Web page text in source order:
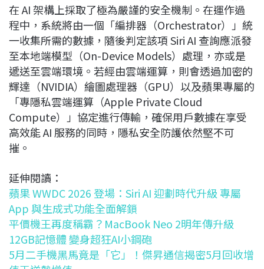
在 AI 架構上採取了極為嚴謹的安全機制。在運作過
程中，系統將由一個「編排器（Orchestrator）」統
一收集所需的數據，隨後判定該項 Siri AI 查詢應派發
至本地端模型（On-Device Models）處理，亦或是
遞送至雲端環境。若經由雲端運算，則會透過加密的
輝達（NVIDIA）繪圖處理器（GPU）以及蘋果專屬的
「專隱私雲端運算（Apple Private Cloud
Compute）」協定進行傳輸，確保用戶數據在享受
高效能 AI 服務的同時，隱私安全防護依然堅不可
摧。
延伸閱讀：
蘋果 WWDC 2026 登場：Siri AI 迎劃時代升級 專屬
App 與生成式功能全面解鎖
平價機王再度稱霸？MacBook Neo 2明年傳升級
12GB記憶體 變身超狂AI小鋼砲
5月二手機黑馬竟是「它」！傑昇通信揭密5月回收增